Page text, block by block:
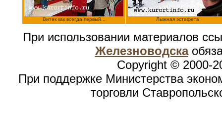
Витек как всегда первый... Лыжная эстафета
При использовании материалов
Железноводска
Copyright © 2000-
При поддержке Министерства
торговли